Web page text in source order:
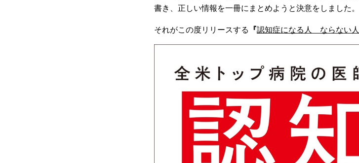
書き、正しい情報を一冊にまとめようと決意をしました。
それがこの度リリースする 『認知症になる人 ならない人